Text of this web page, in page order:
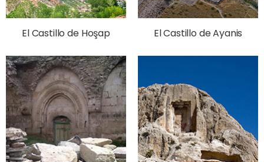
El Castillo de Hoşap El Castillo de Ayanis